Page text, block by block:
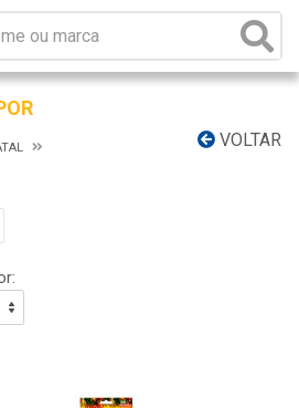
VOLTAR